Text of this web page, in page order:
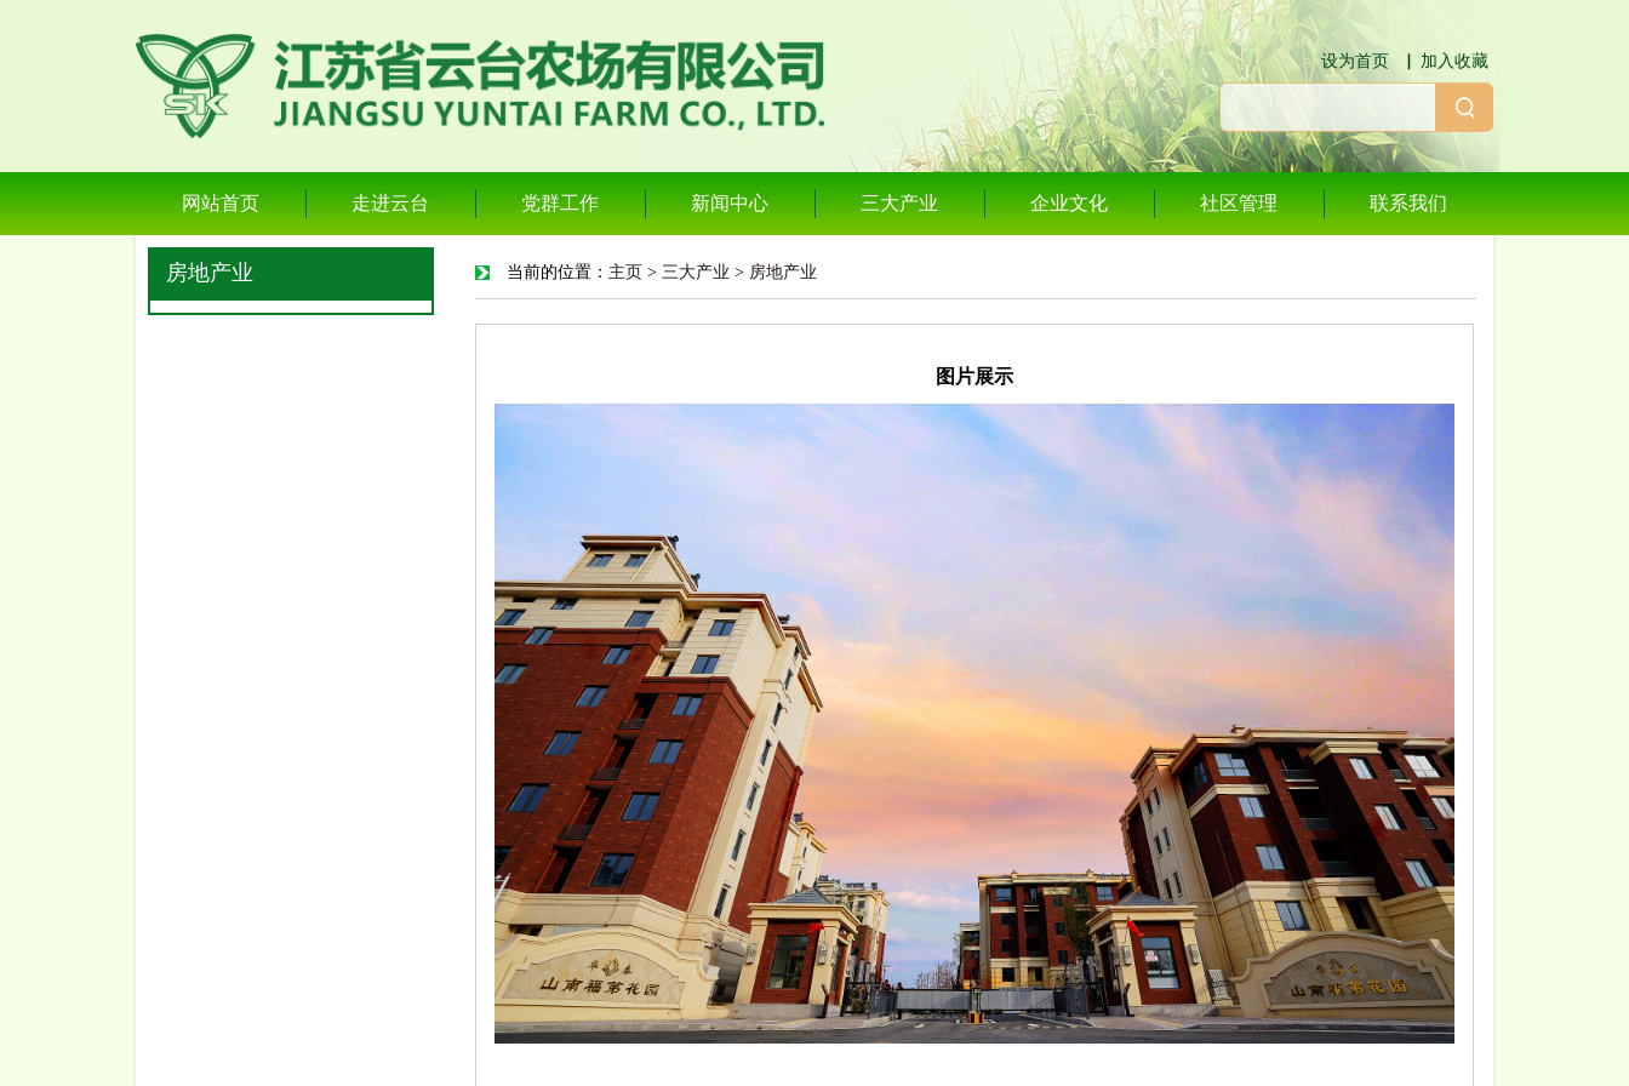
设为首页 ▕ 加入收藏
网站首页 走进云台 党群工作 新闻中心 三大产业 企业文化 社区管理 联系我们
房地产业 当前的位置： 主页 > 三大产业 > 房地产业
图片展示